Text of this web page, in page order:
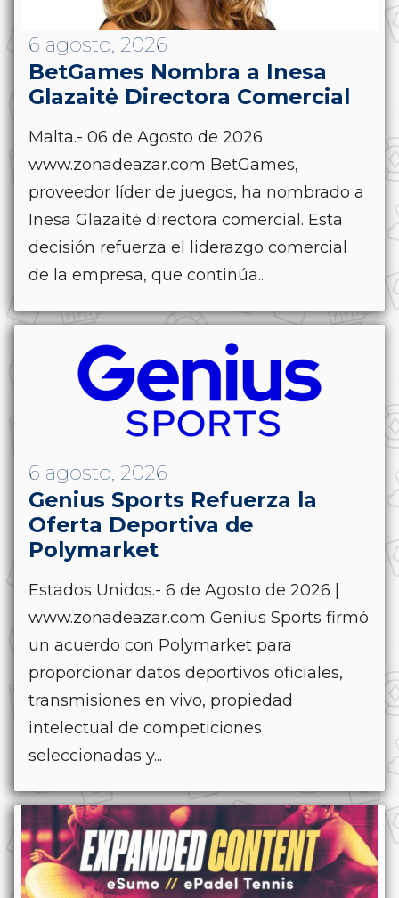
6 agosto, 2026
BetGames Nombra a Inesa
Glazaitė Directora Comercial
Malta.- 06 de Agosto de 2026
www.zonadeazar.com BetGames,
proveedor líder de juegos, ha nombrado a
Inesa Glazaitė directora comercial. Esta
decisión refuerza el liderazgo comercial
de la empresa, que continúa...
6 agosto, 2026
Genius Sports Refuerza la
Oferta Deportiva de
Polymarket
Estados Unidos.- 6 de Agosto de 2026 |
www.zonadeazar.com Genius Sports firmó
un acuerdo con Polymarket para
proporcionar datos deportivos oficiales,
transmisiones en vivo, propiedad
intelectual de competiciones
seleccionadas y...